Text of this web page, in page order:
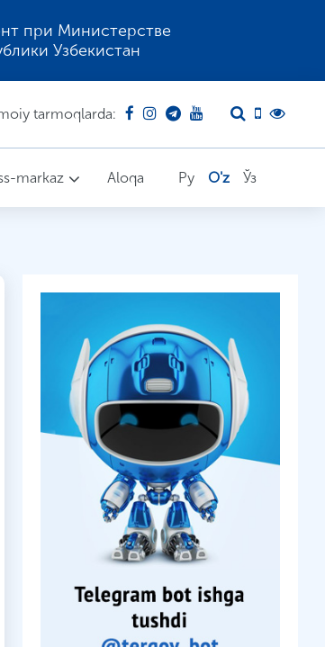
при Министерстве
Узбекистан
tarmoqlarda:
markaz Aloqa Ру O'z Ўз